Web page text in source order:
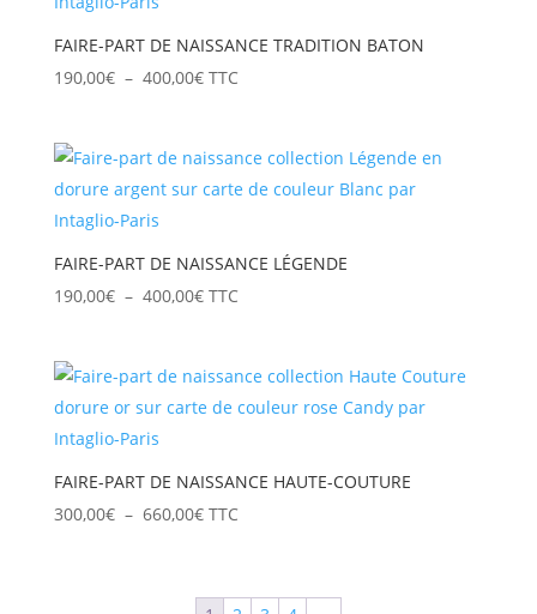
FAIRE-PART DE NAISSANCE TRADITION BATON
190,00€ – 400,00€Plage
190,00€
à
TTC
FAIRE-PART DE NAISSANCE LÉGENDE
190,00€ – 400,00€Plage
190,00€
à
TTC
FAIRE-PART DE NAISSANCE HAUTE-COUTURE
300,00€ – 660,00€Plage
300,00€
TTC